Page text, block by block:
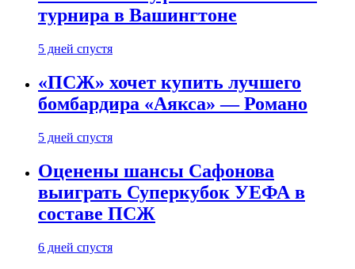
турнира в Вашингтоне
5 дней спустя
«ПСЖ» хочет купить лучшего
бомбардира «Аякса» — Романо
5 дней спустя
Оценены шансы Сафонова
выиграть Суперкубок УЕФА в
составе ПСЖ
6 дней спустя